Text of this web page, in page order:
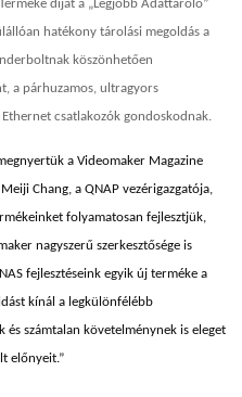
díjat a „Legjobb Adattároló”
hatékony tárolási megoldás a
köszönhetően
a párhuzamos, ultragyors
csatlakozók gondoskodnak.
a Videomaker Magazine
Chang, a QNAP vezérigazgatója,
folyamatosan fejlesztjük,
nagyszerű szerkesztősége is
fejlesztéseink egyik új terméke a
kínál a legkülönfélébb
számtalan követelménynek is eleget
előnyeit.”